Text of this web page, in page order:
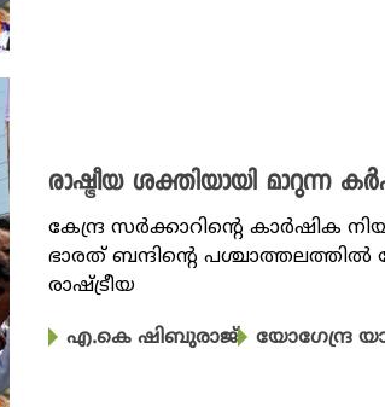
രാഷ്ട്രീയ ശക്തിയായി മാറുന്ന
കേന്ദ്ര സർക്കാറിന്റെ കാർഷിക
ഭാരത് ബന്ദിന്റെ പശ്ചാത്തലത്തിൽ
രാഷ്ട്രീയ
എ.കെ ഷിബുരാജ് യോ​ഗേന്ദ്ര